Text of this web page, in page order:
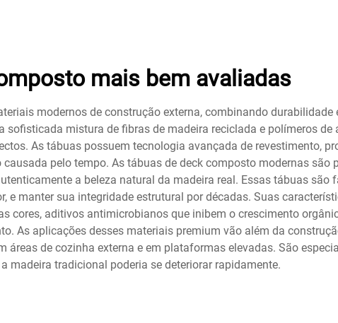
mais bem avaliadas
modernos de construção externa, combinando durabilidade
mistura de fibras de madeira reciclada e polímeros de
As tábuas possuem tecnologia avançada de revestimento,
pelo tempo. As tábuas de deck composto modernas são
a beleza natural da madeira real. Essas tábuas são
manter sua integridade estrutural por décadas. Suas
cores, aditivos antimicrobianos que inibem o crescimento
As aplicações desses materiais premium vão além da
áreas de cozinha externa e em plataformas elevadas. São
madeira tradicional poderia se deteriorar rapidamente.